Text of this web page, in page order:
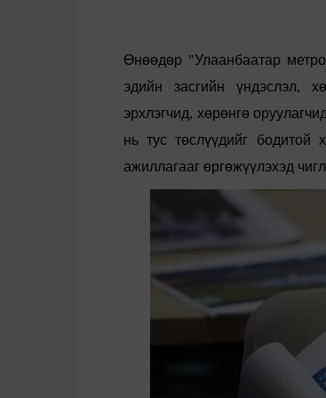
Өнөөдөр "Улаанбаатар метро
эдийн
засгийн үндэслэл,
эрхлэгчид, хөрөнгө оруулагчид
нь тус төслүүдийг бодитой
ажиллагааг өргөжүүлэхэд